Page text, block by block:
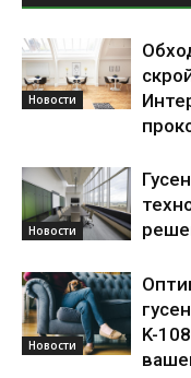
Новости
Новости
Новости
K-